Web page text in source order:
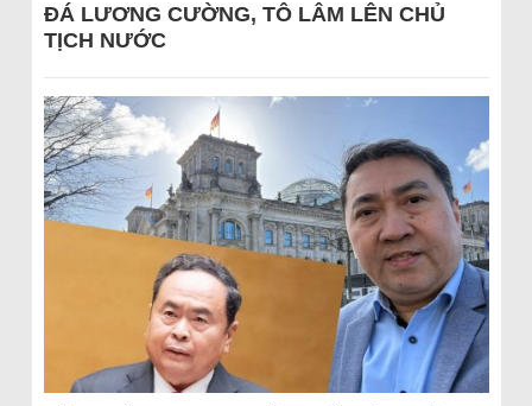
ĐÁ LƯƠNG CƯỜNG, TÔ LÂM LÊN CHỦ
TỊCH NƯỚC